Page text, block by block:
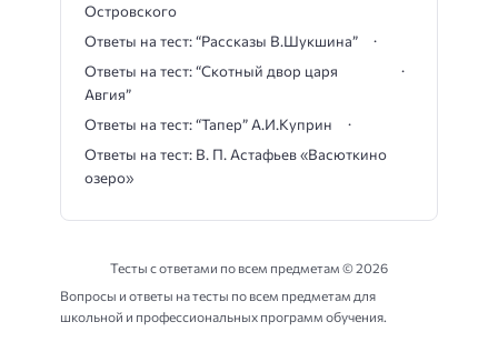
Островского
Ответы на тест: “Рассказы В.Шукшина”
Ответы на тест: “Скотный двор царя
Авгия”
Ответы на тест: “Тапер” А.И.Куприн
Ответы на тест: В. П. Астафьев «Васюткино
озеро»
Тесты с ответами по всем предметам ©2026
Вопросы и ответы на тесты по всем предметам для
школьной и профессиональных программ обучения.